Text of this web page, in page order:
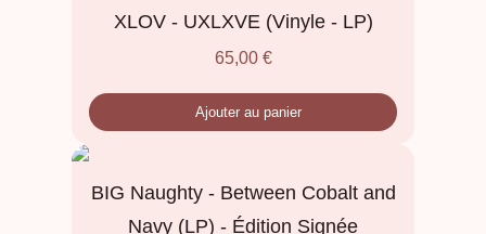
XLOV - UXLXVE (Vinyle - LP)
65,00 €
Ajouter au panier
BIG Naughty - Between Cobalt and
Navy (LP) - Édition Signée